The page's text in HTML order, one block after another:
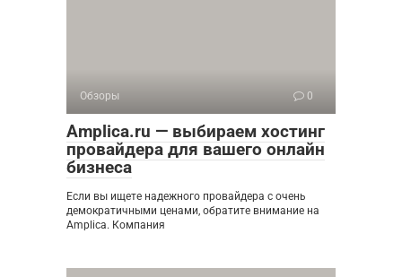
Обзоры 0
Amplica.ru — выбираем хостинг
провайдера для вашего онлайн
бизнеса
Если вы ищете надежного провайдера с очень
демократичными ценами, обратите внимание на
Amplica. Компания